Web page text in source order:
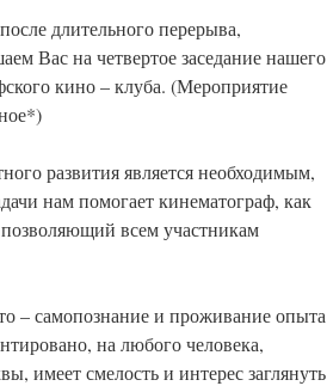
длительного перерыва,
Вас на четвертое заседание нашего
кино – клуба. (Мероприятие
развития является необходимым,
нам помогает кинематограф, как
всем участникам
– самопознание и проживание опыта
на любого человека,
имеет смелость и интерес заглянуть